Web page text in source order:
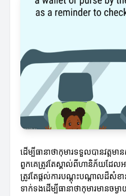
ដើម្បីធានាថាកុមារ​ទទួលបានវត្តមាន
ពួកគេត្រូវតែស្គាល់ពីហានិភ័យដែល
ត្រូវតែផ្តល់ការបណ្តុះបណ្តាលដ៏សំខ
ទាក់ទងដើម្បីធានាថាកុមារ​មានចម្